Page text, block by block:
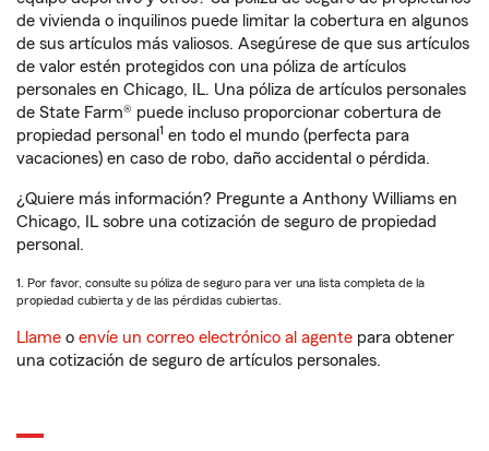
de vivienda o inquilinos puede limitar la cobertura en algunos
de sus artículos más valiosos. Asegúrese de que sus artículos
de valor estén protegidos con una póliza de artículos
personales en Chicago, IL. Una póliza de artículos personales
de State Farm® puede incluso proporcionar cobertura de
propiedad personal 1 en todo el mundo (perfecta para
vacaciones) en caso de robo, daño accidental o pérdida.
¿Quiere más información? Pregunte a Anthony Williams en
Chicago, IL sobre una cotización de seguro de propiedad
personal.
1. Por favor, consulte su póliza de seguro para ver una lista completa de la
propiedad cubierta y de las pérdidas cubiertas.
Llame o envíe un correo electrónico al agente para obtener
una cotización de seguro de artículos personales.